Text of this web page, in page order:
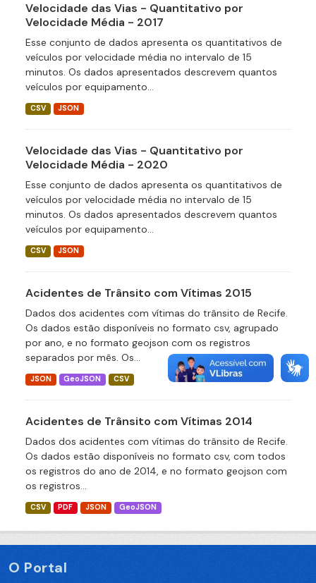
Velocidade das Vias - Quantitativo por
Velocidade Média - 2017
Esse conjunto de dados apresenta os quantitativos de
veículos por velocidade média no intervalo de 15
minutos. Os dados apresentados descrevem quantos
veículos por equipamento...
CSV JSON
Velocidade das Vias - Quantitativo por
Velocidade Média - 2020
Esse conjunto de dados apresenta os quantitativos de
veículos por velocidade média no intervalo de 15
minutos. Os dados apresentados descrevem quantos
veículos por equipamento...
CSV JSON
Acidentes de Trânsito com Vítimas 2015
Dados dos acidentes com vítimas do trânsito de Recife.
Os dados estão disponíveis no formato csv, agrupado
por ano, e no formato geojson com os registros
separados por mês. Os...
JSON GeoJSON CSV
Acidentes de Trânsito com Vítimas 2014
Dados dos acidentes com vítimas do trânsito de Recife.
Os dados estão disponíveis no formato csv, com todos
os registros do ano de 2014, e no formato geojson com
os registros...
CSV PDF JSON GeoJSON
O Portal